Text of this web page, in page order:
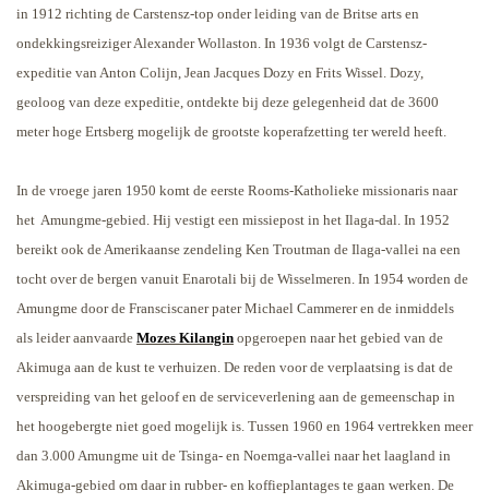
in 1912 richting de Carstensz-top onder leiding van de Britse arts en
ondekkingsreiziger Alexander Wollaston. In 1936 volgt de Carstensz-
expeditie van Anton Colijn, Jean Jacques Dozy en Frits Wissel. Dozy,
geoloog van deze expeditie, ontdekte bij deze gelegenheid dat de 3600
meter hoge Ertsberg mogelijk de grootste koperafzetting ter wereld heeft.
In de vroege jaren 1950 komt de eerste Rooms-Katholieke missionaris naar
het Amungme-gebied. Hij vestigt een missiepost in het Ilaga-dal. In 1952
bereikt ook de Amerikaanse zendeling Ken Troutman de Ilaga-vallei na een
tocht over de bergen vanuit Enarotali bij de Wisselmeren. In 1954 worden de
Amungme door de Fransciscaner pater Michael Cammerer en de inmiddels
als leider aanvaarde Mozes Kilangin opgeroepen naar het gebied van de
Akimuga aan de kust te verhuizen. De reden voor de verplaatsing is dat de
verspreiding van het geloof en de serviceverlening aan de gemeenschap in
het hoogebergte niet goed mogelijk is. Tussen 1960 en 1964 vertrekken meer
dan 3.000 Amungme uit de Tsinga- en Noemga-vallei naar het laagland in
Akimuga-gebied om daar in rubber- en koffieplantages te gaan werken. De